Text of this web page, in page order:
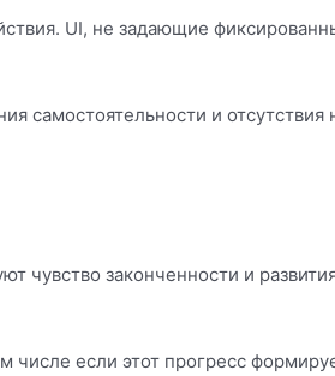
UI, не задающие
самостоятельности и
чувство законченности и
если этот прогресс